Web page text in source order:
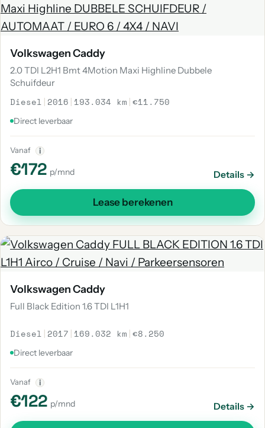
Volkswagen Caddy
2.0 TDI L2H1 Bmt 4Motion Maxi Highline Dubbele
Schuifdeur
Diesel | 2016 | 193.034 km |€11.750
Direct leverbaar
Vanaf i
€172 p/mnd Details →
Lease berekenen
Volkswagen Caddy
Full Black Edition 1.6 TDI L1H1
Diesel | 2017 | 169.032 km |€8.250
Direct leverbaar
Vanaf i
€122 p/mnd Details →